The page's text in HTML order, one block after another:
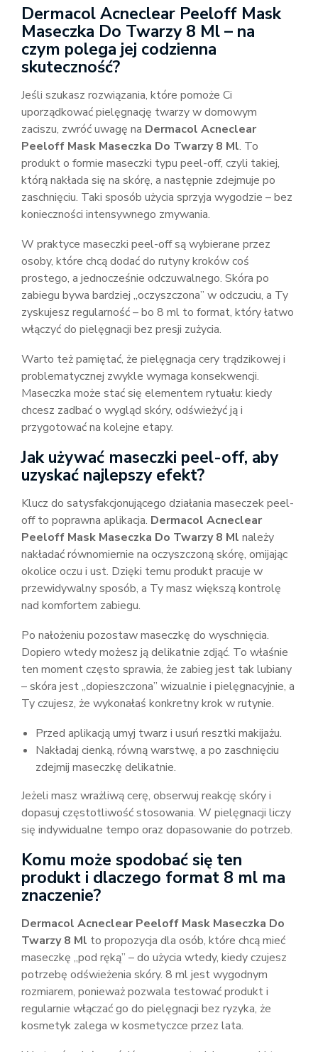
Dermacol Acneclear Peeloff Mask
Maseczka Do Twarzy 8 Ml – na
czym polega jej codzienna
skuteczność?
Jeśli szukasz rozwiązania, które pomoże Ci
uporządkować pielęgnację twarzy w domowym
zaciszu, zwróć uwagę na Dermacol Acneclear
Peeloff Mask Maseczka Do Twarzy 8 Ml. To
produkt o formie maseczki typu peel-off, czyli takiej,
którą nakłada się na skórę, a następnie zdejmuje po
zaschnięciu. Taki sposób użycia sprzyja wygodzie – bez
konieczności intensywnego zmywania.
W praktyce maseczki peel-off są wybierane przez
osoby, które chcą dodać do rutyny kroków coś
prostego, a jednocześnie odczuwalnego. Skóra po
zabiegu bywa bardziej „oczyszczona” w odczuciu, a Ty
zyskujesz regularność – bo 8 ml to format, który łatwo
włączyć do pielęgnacji bez presji zużycia.
Warto też pamiętać, że pielęgnacja cery trądzikowej i
problematycznej zwykle wymaga konsekwencji.
Maseczka może stać się elementem rytuału: kiedy
chcesz zadbać o wygląd skóry, odświeżyć ją i
przygotować na kolejne etapy.
Jak używać maseczki peel-off, aby
uzyskać najlepszy efekt?
Klucz do satysfakcjonującego działania maseczek peel-
off to poprawna aplikacja. Dermacol Acneclear
Peeloff Mask Maseczka Do Twarzy 8 Ml należy
nakładać równomiernie na oczyszczoną skórę, omijając
okolice oczu i ust. Dzięki temu produkt pracuje w
przewidywalny sposób, a Ty masz większą kontrolę
nad komfortem zabiegu.
Po nałożeniu pozostaw maseczkę do wyschnięcia.
Dopiero wtedy możesz ją delikatnie zdjąć. To właśnie
ten moment często sprawia, że zabieg jest tak lubiany
– skóra jest „dopieszczona” wizualnie i pielęgnacyjnie, a
Ty czujesz, że wykonałaś konkretny krok w rutynie.
Przed aplikacją umyj twarz i usuń resztki makijażu.
Nakładaj cienką, równą warstwę, a po zaschnięciu
zdejmij maseczkę delikatnie.
Jeżeli masz wrażliwą cerę, obserwuj reakcję skóry i
dopasuj częstotliwość stosowania. W pielęgnacji liczy
się indywidualne tempo oraz dopasowanie do potrzeb.
Komu może spodobać się ten
produkt i dlaczego format 8 ml ma
znaczenie?
Dermacol Acneclear Peeloff Mask Maseczka Do
Twarzy 8 Ml to propozycja dla osób, które chcą mieć
maseczkę „pod ręką” – do użycia wtedy, kiedy czujesz
potrzebę odświeżenia skóry. 8 ml jest wygodnym
rozmiarem, ponieważ pozwala testować produkt i
regularnie włączać go do pielęgnacji bez ryzyka, że
kosmetyk zalega w kosmetyczce przez lata.